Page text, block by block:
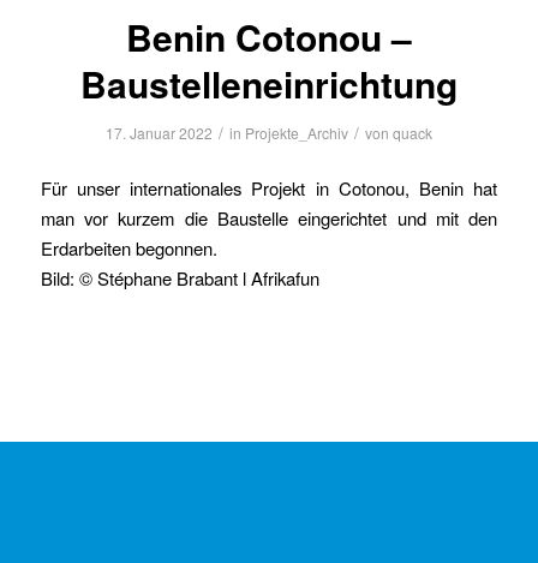
Benin Cotonou –
Baustelleneinrichtung
17. Januar 2022 / in Projekte_Archiv / von quack
Für unser internationales Projekt in Cotonou, Benin hat
man vor kurzem die Baustelle eingerichtet und mit den
Erdarbeiten begonnen.
Bild: © Stéphane Brabant l Afrikafun